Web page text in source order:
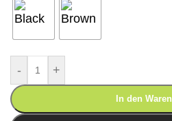
- +
In den